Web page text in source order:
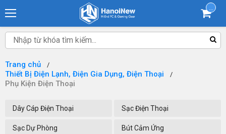
Trang chủ
Thiết Bị Điện Lạnh, Điện Gia Dụng, Điện Thoại
Phụ Kiện Điện Thoại
Dây Cáp Điện Thoại Sạc Điện Thoại
Sạc Dự Phòng Bút Cảm Ứng